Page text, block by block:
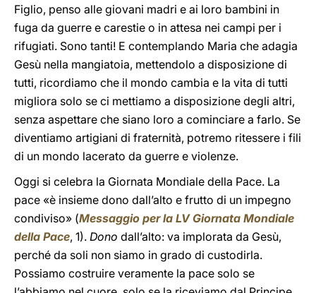
Figlio, penso alle giovani madri e ai loro bambini in
fuga da guerre e carestie o in attesa nei campi per i
rifugiati. Sono tanti! E contemplando Maria che adagia
Gesù nella mangiatoia, mettendolo a disposizione di
tutti, ricordiamo che il mondo cambia e la vita di tutti
migliora solo se ci mettiamo a disposizione degli altri,
senza aspettare che siano loro a cominciare a farlo. Se
diventiamo artigiani di fraternità, potremo ritessere i fili
di un mondo lacerato da guerre e violenze.
Oggi si celebra la Giornata Mondiale della Pace. La
pace «è insieme dono dall’alto e frutto di un impegno
condiviso» (Messaggio per la LV Giornata Mondiale
della Pace, 1). Dono dall’alto: va implorata da Gesù,
perché da soli non siamo in grado di custodirla.
Possiamo costruire veramente la pace solo se